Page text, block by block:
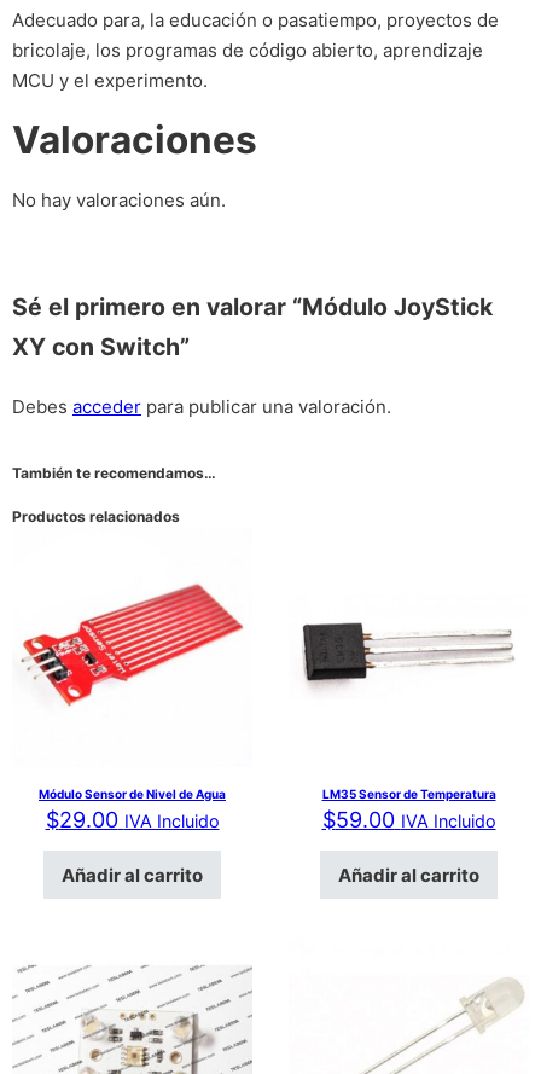
Adecuado para, la educación o pasatiempo, proyectos de
bricolaje, los programas de código abierto, aprendizaje
MCU y el experimento.
Valoraciones
No hay valoraciones aún.
Sé el primero en valorar “Módulo JoyStick
XY con Switch”
Debes acceder para publicar una valoración.
También te recomendamos…
Productos relacionados
Módulo Sensor de Nivel de Agua
$29.00 IVA Incluido
Añadir al carrito
LM35 Sensor de Temperatura
$59.00 IVA Incluido
Añadir al carrito